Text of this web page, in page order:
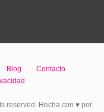
Blog
Contacto
reserved. Hecha con ♥ por